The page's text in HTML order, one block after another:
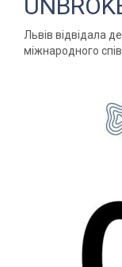
Львів відвідала
міжнародного